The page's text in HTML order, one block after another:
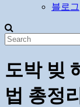
료
상
담
블로그
도박 빚
법 총정리